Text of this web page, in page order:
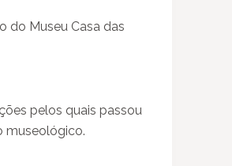
do Museu Casa das
pelos quais passou
museológico.